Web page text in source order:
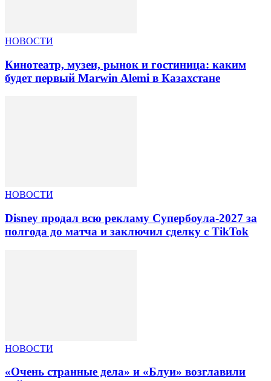
НОВОСТИ
Кинотеатр, музеи, рынок и гостиница: каким
будет первый Marwin Alemi в Казахстане
НОВОСТИ
Disney продал всю рекламу Супербоула-2027 за
полгода до матча и заключил сделку с TikTok
НОВОСТИ
«Очень странные дела» и «Блуи» возглавили